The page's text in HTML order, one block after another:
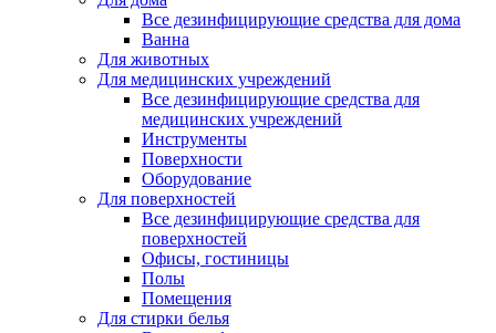
Все дезинфицирующие средства для дома
Ванна
Для животных
Для медицинских учреждений
Все дезинфицирующие средства для
медицинских учреждений
Инструменты
Поверхности
Оборудование
Для поверхностей
Все дезинфицирующие средства для
поверхностей
Офисы, гостиницы
Полы
Помещения
Для стирки белья